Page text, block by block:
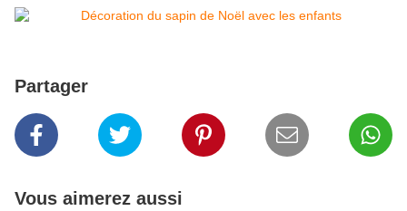
Partager
Vous aimerez aussi